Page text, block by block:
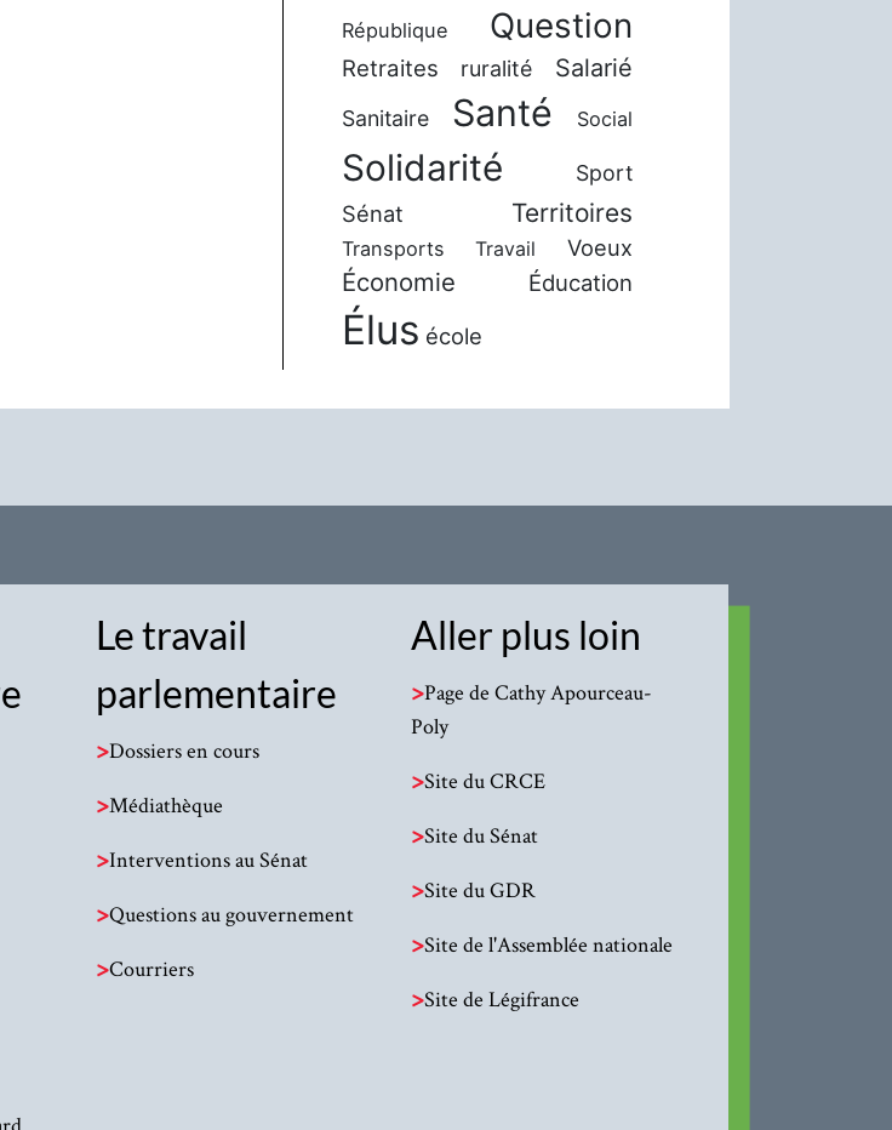
République
Question
Retraites ruralité Salarié
Sanitaire Santé Social
Solidarité Sport
Sénat Territoires
Transports Travail Voeux
Économie Éducation
Élus école
Le travail
parlementaire
>Dossiers en cours
>Médiathèque
>Interventions au Sénat
>Questions au gouvernement
>Courriers
Aller plus loin
>Page de Cathy Apourceau-
Poly
>Site du CRCE
>Site du Sénat
>Site du GDR
>Site de l'Assemblée nationale
>Site de Légifrance